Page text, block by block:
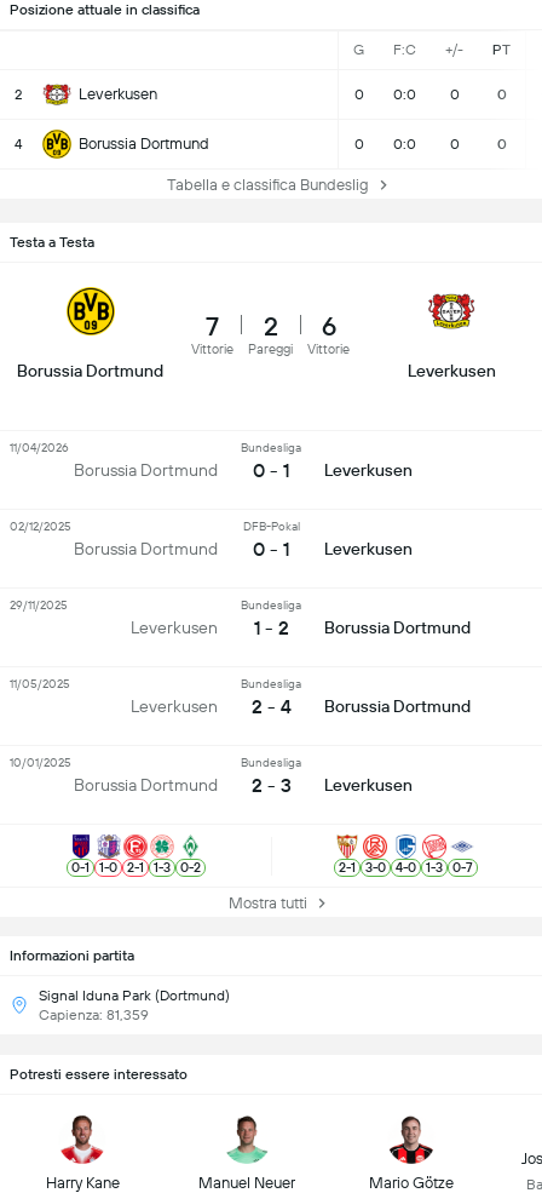
Posizione attuale in classifica
G F:C +/- PT
2 Leverkusen 0 0:0 0 0
4 Borussia Dortmund 0 0:0 0 0
Tabella e classifica Bundeslig
Informazioni partita
Signal Iduna Park (Dortmund)
Capienza: 81,359
Testa a Testa
Borussia Dortmund
7
Vittorie
2
Pareggi
6
Vittorie
Leverkusen
Borussia Dortmund
Bundesliga
0 - 1 Leverkusen
11/04/2026
Borussia Dortmund
DFB-Pokal
0 - 1 Leverkusen
02/12/2025
Leverkusen
Bundesliga
1 - 2 Borussia Dortmund
29/11/2025
Leverkusen
Bundesliga
2 - 4 Borussia Dortmund
11/05/2025
Borussia Dortmund
Bundesliga
2 - 3 Leverkusen
10/01/2025
0-1 1-0 2-1 1-3 0-2 2-1 3-0 4-0 1-3 0-7
Mostra tutti
Potresti essere interessato
Harry Kane Manuel Neuer Mario Götze